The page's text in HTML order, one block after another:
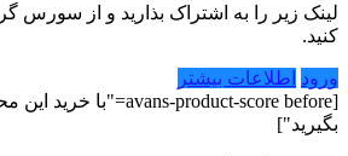
لینک زیر را به اشتراک بذارید و از
کنید.
ورود اطلاعات بیشتر
بگیرید"]